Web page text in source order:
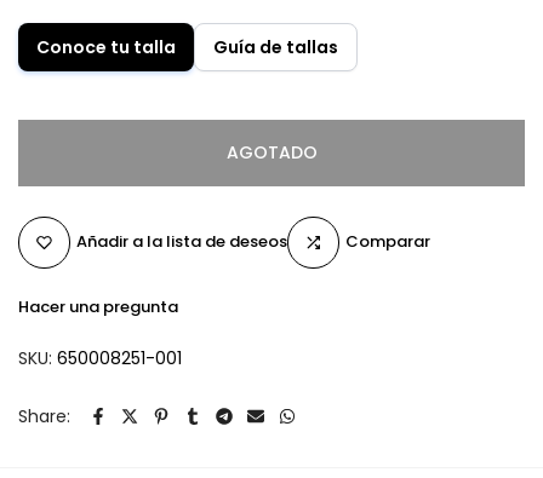
Conoce tu talla Guía de tallas
AGOTADO
Añadir a la lista de deseos Comparar
Hacer una pregunta
SKU: 650008251-001
Share: